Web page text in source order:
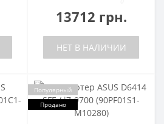
13712 грн.
НЕТ В НАЛИЧИИ
Популярный
Продано